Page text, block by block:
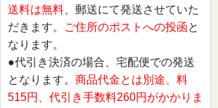
送料は無料 、郵送にて発送させていた
だきます。
ご住所のポストへの投函と
なります。
●代引き決済の場合、宅配便での発送
となります。 商品代金とは別途、料
515円、代引き手数料260円がかかりま